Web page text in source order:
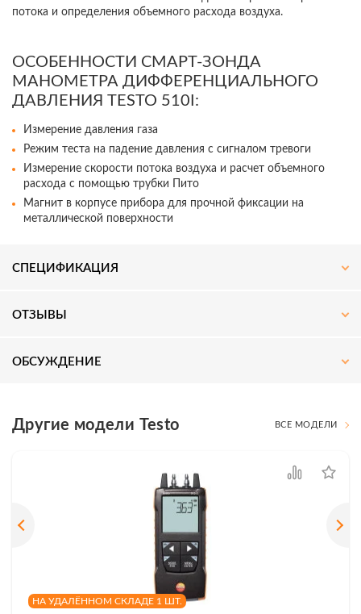
потока и определения объемного расхода воздуха.
ОСОБЕННОСТИ СМАРТ-ЗОНДА
МАНОМЕТРА ДИФФЕРЕНЦИАЛЬНОГО
ДАВЛЕНИЯ TESTO 510I:
Измерение давления газа
Режим теста на падение давления с сигналом тревоги
Измерение скорости потока воздуха и расчет объемного
расхода с помощью трубки Пито
Магнит в корпусе прибора для прочной фиксации на
металлической поверхности
СПЕЦИФИКАЦИЯ
ОТЗЫВЫ
ОБСУЖДЕНИЕ
Другие модели Testo ВСЕ МОДЕЛИ
НА УДАЛЁННОМ СКЛАДЕ 1 ШТ.
Подпишитесь на наш
канал— получите скидку
на оборудование!
Актуальные новости, акции и специальные
предложения для специалистов.